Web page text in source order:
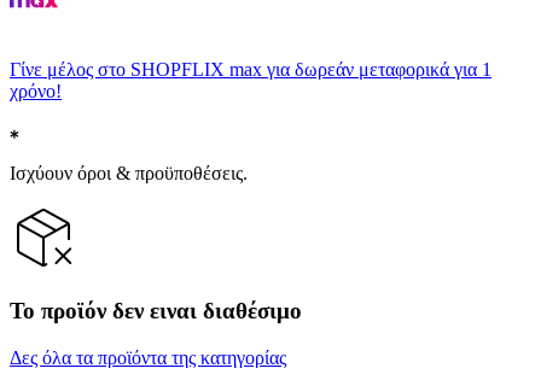
Γίνε μέλος στο SHOPFLIX max για δωρεάν μεταφορικά για 1
χρόνο!
Ισχύουν όροι & προϋποθέσεις.
Το προϊόν δεν ειναι διαθέσιμο
Δες όλα τα προϊόντα της κατηγορίας